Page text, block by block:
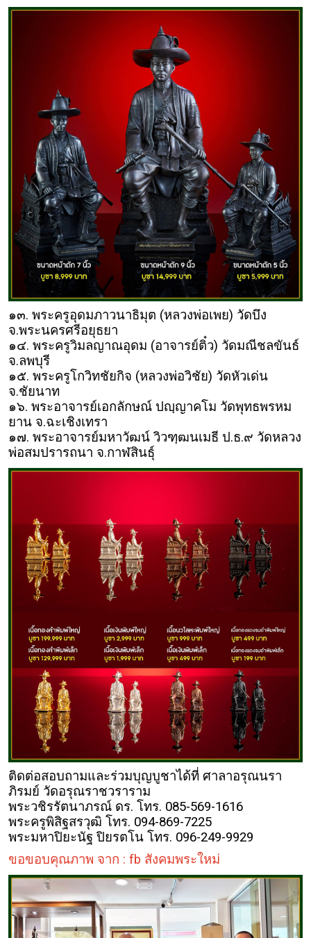
๑๓. พระครูอุดมภาวนาธิมุต (หลวงพ่อเพย) วัดบึง
จ.พระนครศรีอยุธยา
๑๔. พระครูวิมลญาณอุดม (อาจารย์ติ๋ว) วัดมณีชลขันธ์
จ.ลพบุรี
๑๕. พระครูโกวิทชัยกิจ (หลวงพ่อวิชัย) วัดหัวเด่น
จ.ชัยนาท
๑๖. พระอาจารย์เอกลักษณ์ ปญฺญาคโม วัดพุทธพรหม
ยาน จ.ฉะเชิงเทรา
๑๗. พระอาจารย์มหาวัฒน์ วิวฑฺฒนเมธี ป.ธ.๙ วัดหลวง
พ่อสมปรารถนา จ.กาฬสินธุ์
ติดต่อสอบถามและร่วมบุญบูชาได้ที่ ศาลาอรุณนรา
ภิรมย์ วัดอรุณราชวราราม
พระวชิรรัตนาภรณ์ ดร. โทร. 085-569-1616
พระครูพิสิฐสรวุฒิ โทร. 094-869-7225
พระมหาปิยะนัฐ ปิยรตโน โทร. 096-249-9929
ขอขอบคุณภาพ จาก : fb สังคมพระใหม่